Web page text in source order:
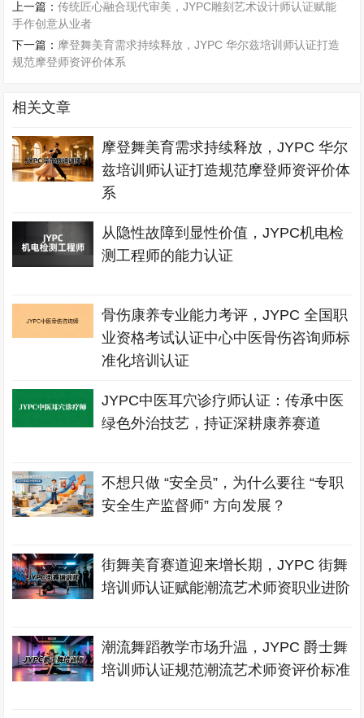
上一篇：传统匠心融合现代审美，JYPC雕刻艺术设计师认证赋能
手作创意从业者
下一篇： 摩登舞美育需求持续释放，JYPC 华尔兹培训师认证打造
规范摩登师资评价体系
相关文章
摩登舞美育需求持续释放，JYPC 华尔
兹培训师认证打造规范摩登师资评价体
系
从隐性故障到显性价值，JYPC机电检
测工程师的能力认证
骨伤康养专业能力考评，JYPC 全国职
业资格考试认证中心中医骨伤咨询师标
准化培训认证
JYPC中医耳穴诊疗师认证：传承中医
绿色外治技艺，持证深耕康养赛道
不想只做 “安全员”，为什么要往 “专职
安全生产监督师” 方向发展？
街舞美育赛道迎来增长期，JYPC 街舞
培训师认证赋能潮流艺术师资职业进阶
潮流舞蹈教学市场升温，JYPC 爵士舞
培训师认证规范潮流艺术师资评价标准